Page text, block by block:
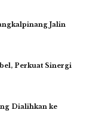
Jalin
Perkuat Sinergi
Dialihkan ke